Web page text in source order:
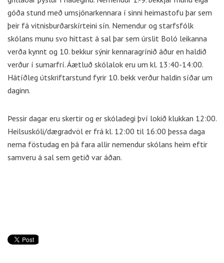
góða stund með umsjónarkennara í sinni heimastofu þar sem
þeir fá vitnisburðarskírteini sín. Nemendur og starfsfólk
skólans munu svo hittast á sal þar sem úrslit Boló leikanna
verða kynnt og 10. bekkur sýnir kennaragrínið áður en haldið
verður í sumarfrí. Áætluð skólalok eru um kl. 13:40-14:00.
Hátíðleg útskriftarstund fyrir 10. bekk verður haldin síðar um
daginn.
Þessir dagar eru skertir og er skóladegi því lokið klukkan 12:00.
Heilsuskóli/dægradvöl er frá kl. 12:00 til 16:00 þessa daga
nema föstudag en þá fara allir nemendur skólans heim eftir
samveru á sal sem getið var áðan.